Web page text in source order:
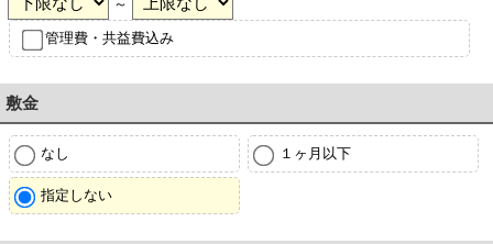
～
管理費・共益費込み
敷金
なし １ヶ月以下
指定しない